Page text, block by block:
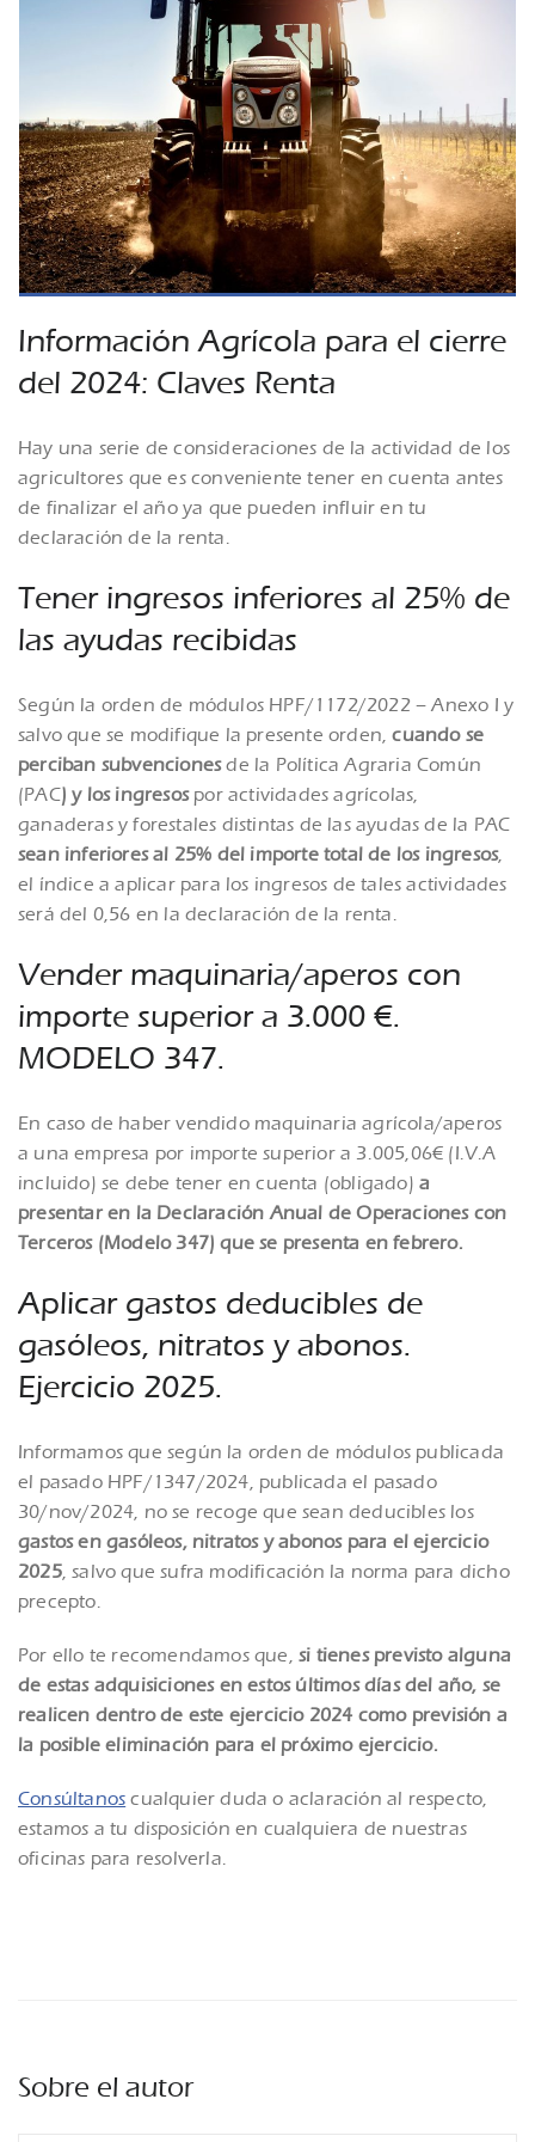
Información Agrícola para el cierre
del 2024: Claves Renta
Hay una serie de consideraciones de la actividad de los
agricultores que es conveniente tener en cuenta antes
de finalizar el año ya que pueden influir en tu
declaración de la renta.
Tener ingresos inferiores al 25% de
las ayudas recibidas
Según la orden de módulos HPF/1172/2022 – Anexo I y
salvo que se modifique la presente orden,cuando se
perciban subvencionesde la Política Agraria Común
(PAC) y los ingresospor actividades agrícolas,
ganaderas y forestales distintas de las ayudas de la PAC
sean inferiores al 25% del importe total de los ingresos,
el índice a aplicar para los ingresos de tales actividades
será del 0,56 en la declaración de la renta.
Vender maquinaria/aperos con
importe superior a 3.000 €.
MODELO 347.
En caso de haber vendido maquinaria agrícola/aperos
a una empresa por importe superior a 3.005,06€ (I.V.A
incluido) se debe tener en cuenta (obligado)a
presentar en la Declaración Anual de Operaciones con
Terceros (Modelo 347) que se presenta en febrero.
Aplicar gastos deducibles de
gasóleos, nitratos y abonos.
Ejercicio 2025.
Informamos que según la orden de módulos publicada
el pasado HPF/1347/2024, publicada el pasado
30/nov/2024, no se recoge que sean deducibles los
gastos en gasóleos, nitratos y abonos para el ejercicio
2025, salvo que sufra modificación la norma para dicho
precepto.
Por ello te recomendamos que, si tienes previsto alguna
de estas adquisiciones en estos últimos días del año, se
realicen dentro de este ejercicio 2024 como previsión a
la posible eliminación para el próximo ejercicio.
Consúltanos cualquier duda o aclaración al respecto,
estamos a tu disposición en cualquiera de nuestras
oficinas para resolverla.
Sobre el autor